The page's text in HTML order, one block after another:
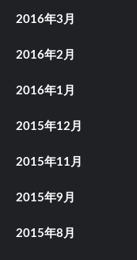
2016年3月
2016年2月
2016年1月
2015年12月
2015年11月
2015年9月
2015年8月